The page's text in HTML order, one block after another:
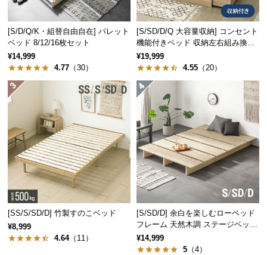
に
つ
い
て
サ
ー
ビ
ス
つ
い
て
[S/D/Q/K・組替自由自在] パレット
ベッド 8/12/16枚セット
¥14,999
4.77 （30）
[S/SD/D/Q 大容量収納] コンセント
機能付きベッド 収納左右組み換え
可能
¥19,999
4.55 （20）
[SS/S/SD/D] 竹製すのこベッド
¥8,999
4.64（11）
[S/SD/D] 余白を楽しむローベッド
フレーム 天然木調 ステージベッド
ロボット掃除機対応
¥14,999
5 （4）